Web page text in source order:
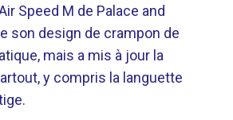
Speed ​​M de Palace and
son design de crampon de
mais a mis à jour la
y compris la languette